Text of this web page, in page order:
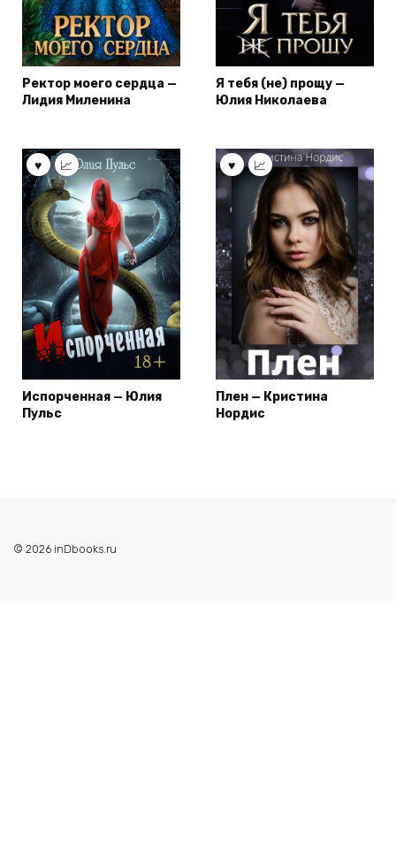
Ректор моего сердца —
Лидия Миленина
Я тебя (не) прощу —
Юлия Николаева
Испорченная — Юлия
Пульс
Плен — Кристина
Нордис
© 2026 inDbooks.ru